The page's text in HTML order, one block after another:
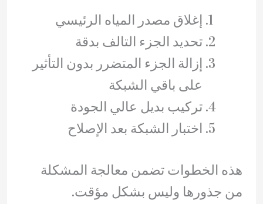
إغلاق مصدر المياه الرئيسي
تحديد الجزء التالف بدقة
إزالة الجزء المتضرر بدون التأثير
على باقي الشبكة
تركيب بديل عالي الجودة
اختبار الشبكة بعد الإصلاح
هذه الخطوات تضمن معالجة المشكلة
من جذورها وليس بشكل مؤقت.